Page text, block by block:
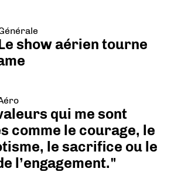
Le show aérien tourne
qui me sont
comme le courage, le
le sacrifice ou le
l’engagement."